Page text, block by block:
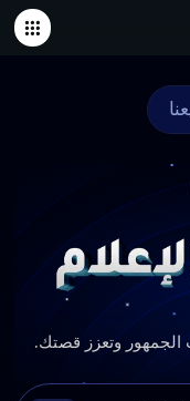
وتعزز قصتك.